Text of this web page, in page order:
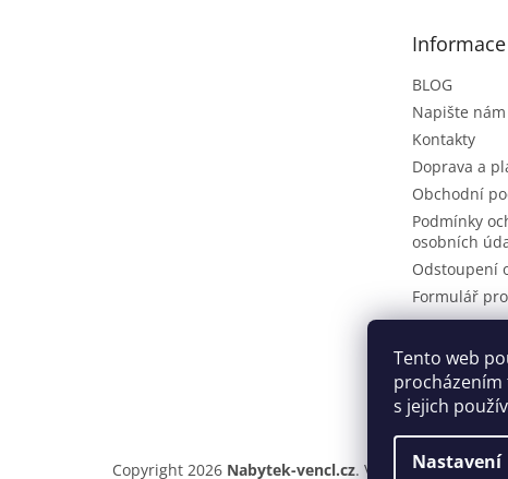
Tento web
s jejich
Nastavení
Informace
BLOG
Napište nám
Kontakty
Doprava a
Obchodní
Podmínky
osobních
Odstoupení
Formulář
Pinterest
Copyright 2026 Nabytek-vencl.cz. Všechna práva